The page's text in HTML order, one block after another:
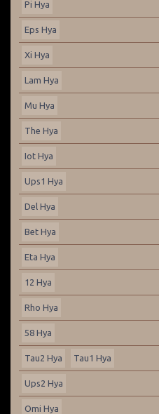
Pi Hya
Eps Hya
Xi Hya
Lam Hya
Mu Hya
The Hya
Iot Hya
Ups1 Hya
Del Hya
Bet Hya
Eta Hya
12 Hya
Rho Hya
58 Hya
Tau2 Hya Tau1 Hya
Ups2 Hya
Omi Hya